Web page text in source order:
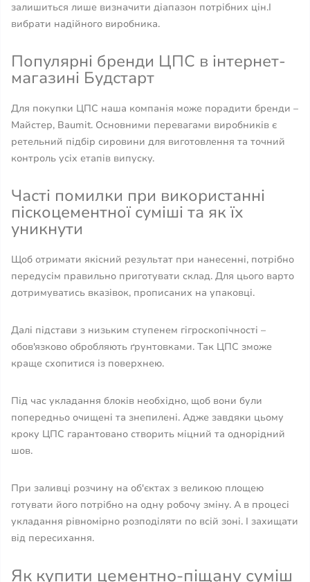
залишиться лише визначити діапазон потрібних цін.І
вибрати надійного виробника.
Популярні бренди ЦПС в інтернет-
магазині Будстарт
Для покупки ЦПС наша компанія може порадити бренди –
Майстер, Baumit. Основними перевагами виробників є
ретельний підбір сировини для виготовлення та точний
контроль усіх етапів випуску.
Часті помилки при використанні
піскоцементної суміші та як їх
уникнути
Щоб отримати якісний результат при нанесенні, потрібно
передусім правильно приготувати склад. Для цього варто
дотримуватись вказівок, прописаних на упаковці.
Далі підстави з низьким ступенем гігроскопічності –
обов'язково обробляють ґрунтовками. Так ЦПС зможе
краще схопитися із поверхнею.
Під час укладання блоків необхідно, щоб вони були
попередньо очищені та знепилені. Адже завдяки цьому
кроку ЦПС гарантовано створить міцний та однорідний
шов.
При заливці розчину на об'єктах з великою площею
готувати його потрібно на одну робочу зміну. А в процесі
укладання рівномірно розподіляти по всій зоні. І захищати
від пересихання.
Як купити цементно-піщану суміш